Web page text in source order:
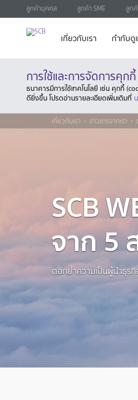
ลูกค้าบุคคล ลูกค้า SME ลูก
เกี่ยวกับเรา กำกับดู
การใช้และการจัดการคุกกี้
ธนาคารมีการใช้เทคโนโลยี เช่น คุกกี้
ดียิ่งขึ้น โปรดอ่านรายละเอียดเพิ่มเติมที่
เกี่ยวกับเรา ข่าวสารจากเรา
SCB
จาก 5
ตอกย้ำความเป็นผู้นำธุร